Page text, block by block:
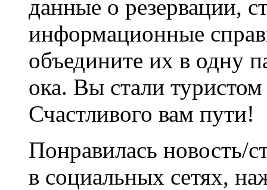
данные о резервации,
информационные
объедините их в одну
ока. Вы стали
Счастливого вам пути!
Понравилась новость/
в социальных сетях,